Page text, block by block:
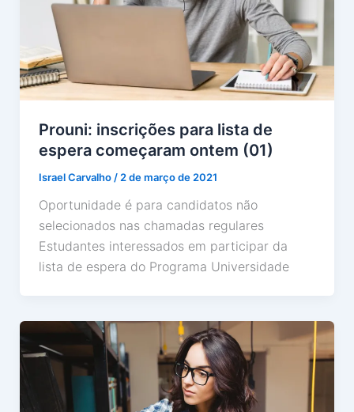
Prouni: inscrições para lista de
espera começaram ontem (01)
Israel Carvalho / 2 de março de 2021
Oportunidade é para candidatos não
selecionados nas chamadas regulares
Estudantes interessados em participar da
lista de espera do Programa Universidade